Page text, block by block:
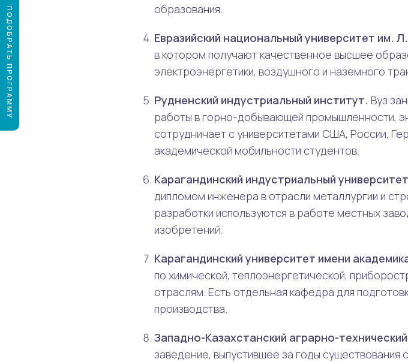
образования.
Евразийский национальный университет им.
в котором получают качественное высшее
электроэнергетики, воздушного и наземного
Рудненский индустриальный институт. Вуз
работы в горно-добывающей промышленности,
сотрудничает с университетами США, России,
академической мобильности студентов.
Карагандинский индустриальный
дипломом инженера в отрасли металлургии и
разработки используются в работе местных
изобретений.
Карагандинский университет имени
по химической, теплоэнергетической,
отраслям. Есть отдельная кафедра для
производства.
Западно-Казахстанский аграрно-
заведение, выпустившее за годы
ПОДОБРАТЬ ПРОГРАММУ